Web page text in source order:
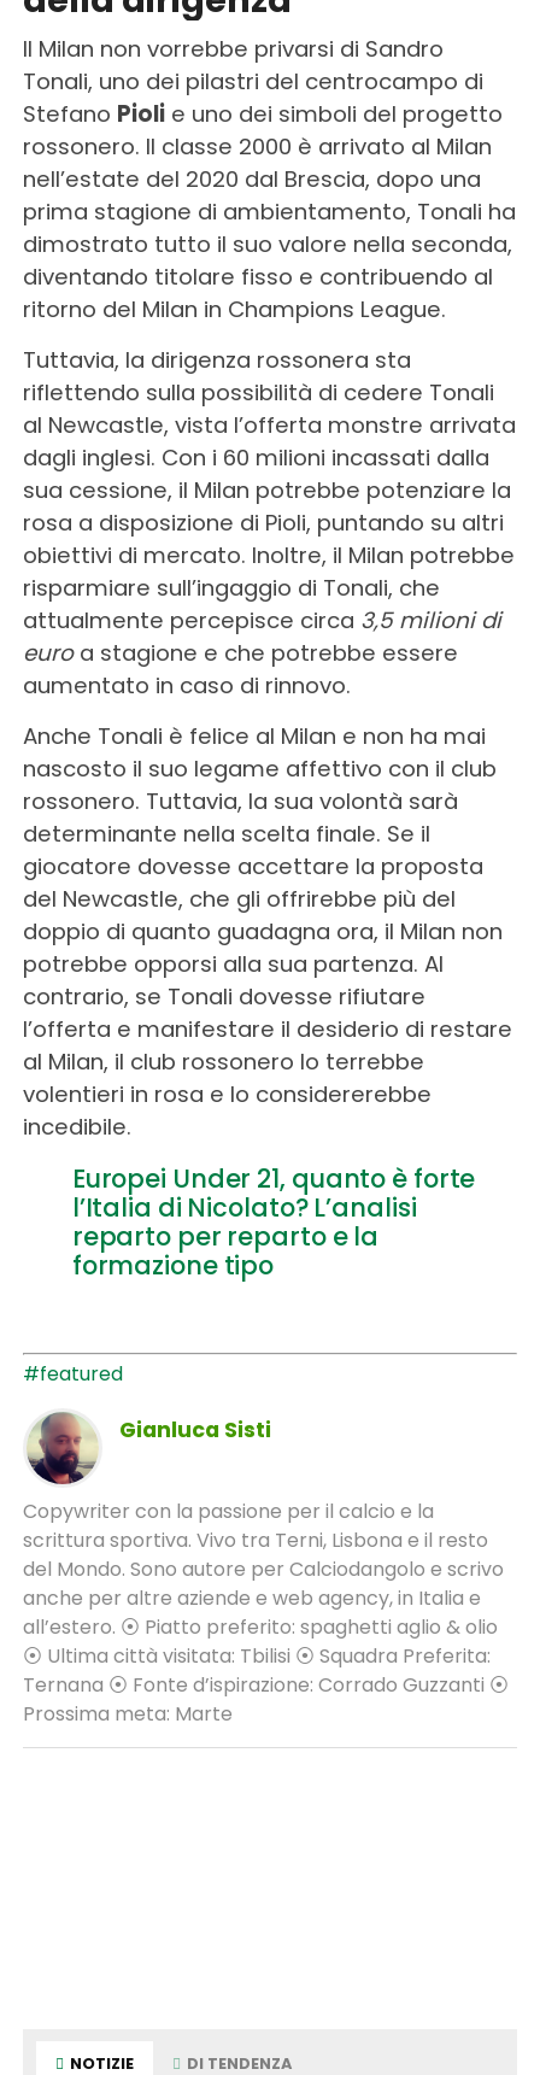
Il Milan non vorrebbe privarsi di Sandro
Tonali, uno dei pilastri del centrocampo di
Stefano Piolie uno dei simboli del progetto
rossonero. Il classe 2000 è arrivato al Milan
nell’estate del 2020 dal Brescia, dopo una
prima stagione di ambientamento, Tonali ha
dimostrato tutto il suo valore nella seconda,
diventando titolare fisso e contribuendo al
ritorno del Milan in Champions League.
Tuttavia, la dirigenza rossonera sta
riflettendo sulla possibilità di cedere Tonali
al Newcastle, vista l’offerta monstre arrivata
dagli inglesi. Con i 60 milioni incassati dalla
sua cessione, il Milan potrebbe potenziare la
rosa a disposizione di Pioli, puntando su altri
obiettivi di mercato. Inoltre, il Milan potrebbe
risparmiare sull’ingaggio di Tonali, che
attualmente percepisce circa 3,5 milioni di
euroa stagione e che potrebbe essere
aumentato in caso di rinnovo.
Anche Tonali è felice al Milan e non ha mai
nascosto il suo legame affettivo con il club
rossonero. Tuttavia, la sua volontà sarà
determinante nella scelta finale. Se il
giocatore dovesse accettare la proposta
del Newcastle, che gli offrirebbe più del
doppio di quanto guadagna ora, il Milan non
potrebbe opporsi alla sua partenza. Al
contrario, se Tonali dovesse rifiutare
l’offerta e manifestare il desiderio di restare
al Milan, il club rossonero lo terrebbe
volentieri in rosa e lo considererebbe
incedibile.
Europei Under 21, quanto è forte
l’Italia di Nicolato? L’analisi
reparto per reparto e la
formazione tipo
#featured
Gianluca Sisti
Copywriter con la passione per il calcio e la
scrittura sportiva. Vivo tra Terni, Lisbona e il resto
del Mondo. Sono autore per Calciodangolo e scrivo
anche per altre aziende e web agency, in Italia e
all’estero. ⦿ Piatto preferito: spaghetti aglio & olio
⦿ Ultima città visitata: Tbilisi ⦿ Squadra Preferita:
Ternana ⦿ Fonte d’ispirazione: Corrado Guzzanti ⦿
Prossima meta: Marte
NOTIZIE DI TENDENZA